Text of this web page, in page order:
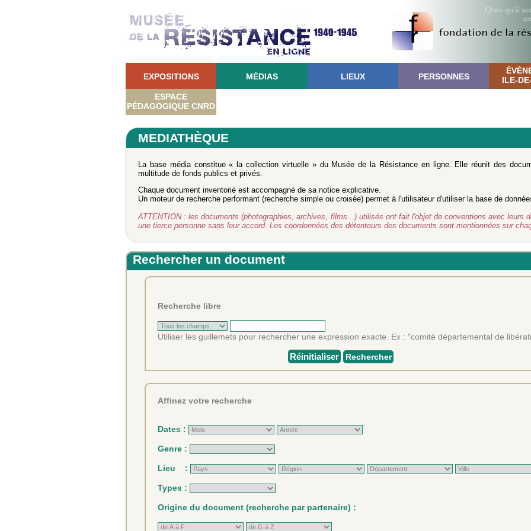
EXPOSITIONS MÉDIAS LIEUX PERSONNES
ILE-
ESPACE
PÉDAGOGIQUE CNRD
MEDIATHÈQUE
La base média constitue « la collection virtuelle » du Musée de la Résistance en ligne. Elle réunit des
multitude de fonds publics et privés.
Chaque document inventorié est accompagné de sa notice explicative.
Un moteur de recherche performant (recherche simple ou croisée) permet à l'utilisateur d'utiliser la base de
ATTENTION : les documents (photographies, archives, films...) utilisés ont fait l'objet de conventions avec leurs
une tierce personne sans leur accord. Les coordonnées des détenteurs des documents sont mentionnées sur
Rechercher un document
Recherche libre
Utiliser les guillemets pour rechercher une expression exacte. Ex : "comité départemental de
Réinitialiser Rechercher
Affinez votre recherche
Dates :
Genre :
Lieu :
Types :
Origine du document (recherche par partenaire) :